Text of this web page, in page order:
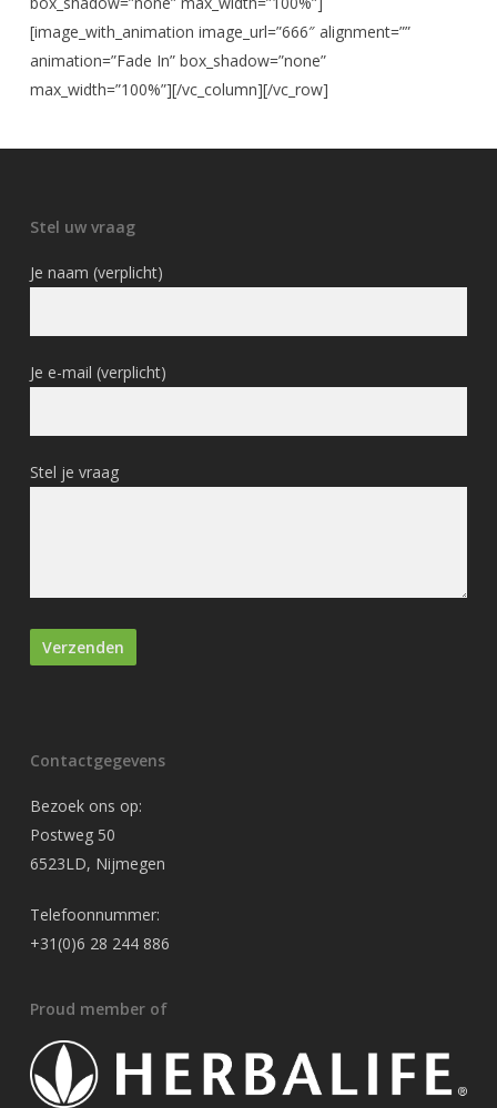
[image_with_animation image_url=”666″ alignment=””
animation=”Fade In” box_shadow=”none”
max_width=”100%”][/vc_column][/vc_row]
Stel uw vraag
Je naam (verplicht)
Je e-mail (verplicht)
Stel je vraag
Contactgegevens
Bezoek ons op:
Postweg 50
6523LD, Nijmegen
Telefoonnummer:
+31(0)6 28 244 886
Proud member of